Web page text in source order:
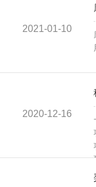
2021-01-10
2020-12-16